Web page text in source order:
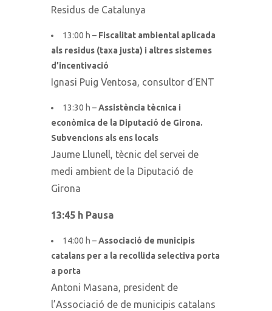
Residus de Catalunya
13:00 h – Fiscalitat ambiental aplicada
als residus (taxa justa) i altres sistemes
d’incentivació
Ignasi Puig Ventosa, consultor d’ENT
13:30 h –Assistència tècnica i
econòmica de la Diputació de Girona.
Subvencions als ens locals
Jaume Llunell, tècnic del servei de
medi ambient de la Diputació de
Girona
13:45 h Pausa
14:00 h –Associació de municipis
catalans per a la recollida selectiva porta
a porta
Antoni Masana, president de
l’Associació de de municipis catalans